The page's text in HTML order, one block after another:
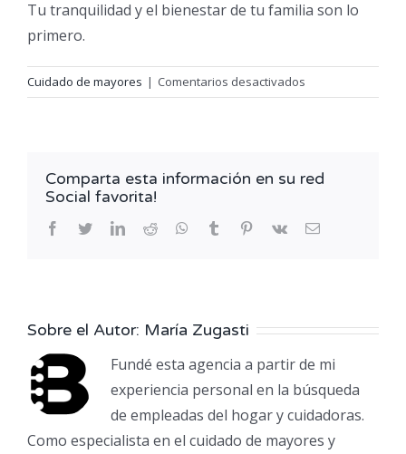
Tu tranquilidad y el bienestar de tu familia son lo
primero.
Cuidado de mayores | Comentarios desactivados
¿Cómo
persona
necesita
día
día?
Comparta esta información en su red
Social favorita!
facebook
twitterlinkedinreddit whatsapptumblr pinterest
vk
Correo
Sobre el Autor: María Zugasti
Fundé esta agencia a partir de mi
experiencia personal en la búsqueda
de empleadas del hogar y cuidadoras.
Como especialista en el cuidado de mayores y